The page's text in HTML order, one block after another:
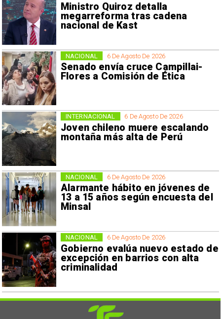
Ministro Quiroz detalla
megarreforma tras cadena
nacional de Kast
6 De Agosto De 2026
Senado envía cruce Campillai-
Flores a Comisión de Ética
NACIONAL
6 De Agosto De 2026
Joven chileno muere escalando
montaña más alta de Perú
INTERNACIONAL
6 De Agosto De 2026
Alarmante hábito en jóvenes de
13 a 15 años según encuesta del
Minsal
NACIONAL
6 De Agosto De 2026
Gobierno evalúa nuevo estado de
excepción en barrios con alta
criminalidad
NACIONAL